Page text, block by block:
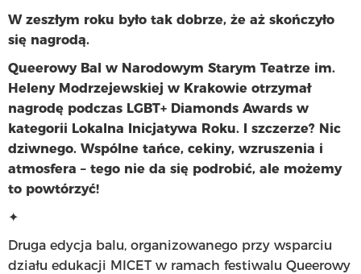
W zeszłym roku było tak dobrze, że aż skończyło
się nagrodą.
Queerowy Bal w Narodowym Starym Teatrze im.
Heleny Modrzejewskiej w Krakowie otrzymał
nagrodę podczas LGBT+ Diamonds Awards w
kategorii Lokalna Inicjatywa Roku. I szczerze? Nic
dziwnego. Wspólne tańce, cekiny, wzruszenia i
atmosfera – tego nie da się podrobić, ale możemy
to powtórzyć!
✦
Druga edycja balu, organizowanego przy wsparciu
działu edukacji MICET w ramach festiwalu Queerowy